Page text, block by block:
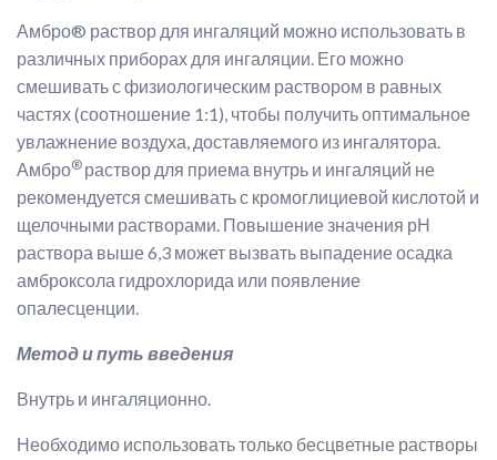
Амбро® раствор для ингаляций можно использовать в
различных приборах для ингаляции. Его можно
смешивать с физиологическим раствором в равных
частях (соотношение 1:1), чтобы получить оптимальное
увлажнение воздуха, доставляемого из ингалятора.
Амбро® раствор для приема внутрь и ингаляций не
рекомендуется смешивать с кромоглициевой кислотой и
щелочными растворами. Повышение значения рН
раствора выше 6,3 может вызвать выпадение осадка
амброксола гидрохлорида или появление
опалесценции.
Метод и путь введения
Внутрь и ингаляционно.
Необходимо использовать только бесцветные растворы